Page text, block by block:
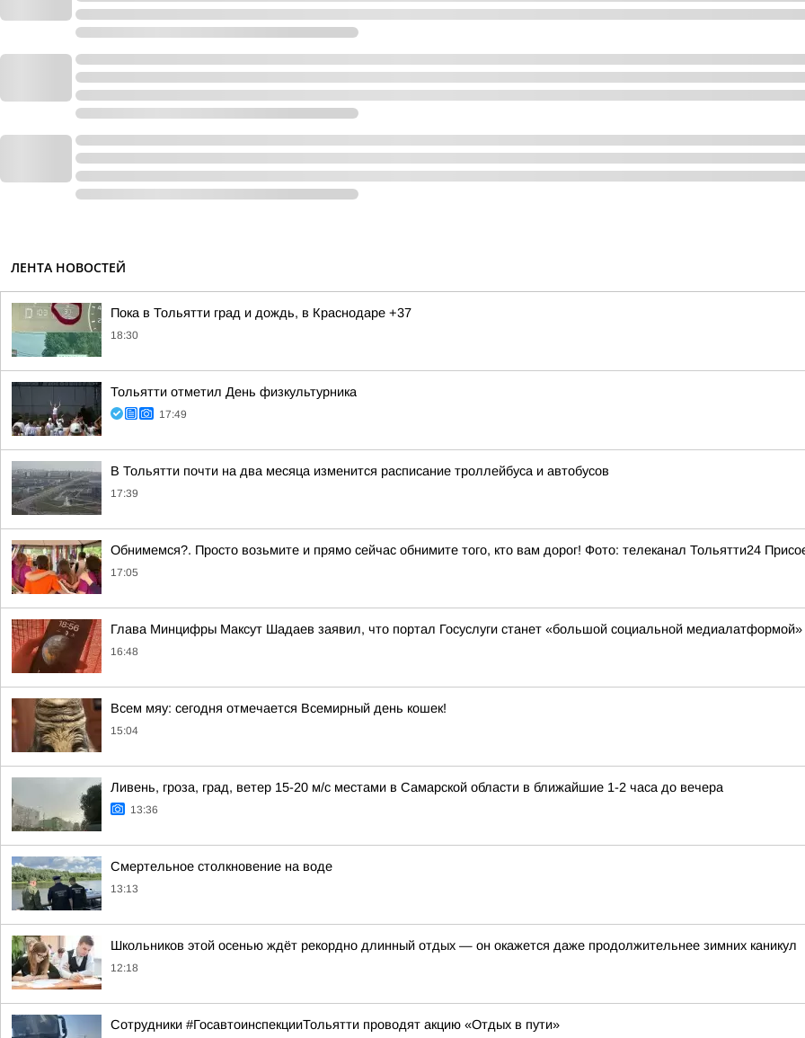
ЛЕНТА НОВОСТЕЙ
Пока в Тольятти град и дождь, в Краснодаре +37
18:30
Тольятти отметил День физкультурника
17:49
В Тольятти почти на два месяца изменится расписание троллейбуса и автобусов
17:39
Обнимемся?. Просто возьмите и прямо сейчас обнимите того, кто вам дорог! Фото: телеканал Тольятти24
17:05
Глава Минцифры Максут Шадаев заявил, что портал Госуслуги станет «большой социальной медиалатформой»
16:48
Всем мяу: сегодня отмечается Всемирный день кошек!
15:04
Ливень, гроза, град, ветер 15-20 м/с местами в Самарской области в ближайшие 1-2 часа до вечера
13:36
Смертельное столкновение на воде
13:13
Школьников этой осенью ждёт рекордно длинный отдых — он окажется даже продолжительнее зимних каникул
12:18
Сотрудники #ГосавтоинспекцииТольятти проводят акцию «Отдых в пути»